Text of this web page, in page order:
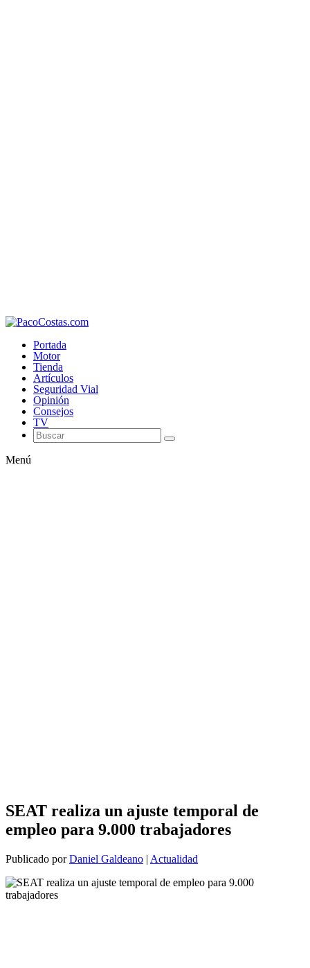
Portada
Motor
Tienda
Artículos
Seguridad Vial
Opinión
Consejos
TV
Menú
SEAT realiza un ajuste temporal de
empleo para 9.000 trabajadores
Publicado porDaniel Galdeano | Actualidad